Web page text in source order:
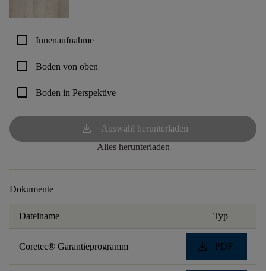
check_box_outline_blank Innenaufnahme
check_box_outline_blank Boden von oben
check_box_outline_blank Boden in Perspektive
download
Auswahl herunterladen
Alles herunterladen
Dokumente
Dateiname Typ
Coretec® Garantieprogramm download PDF